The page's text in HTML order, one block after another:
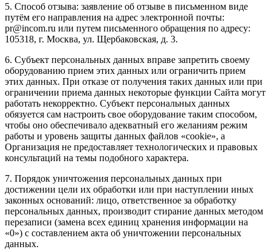
5. Способ отзыва: заявление об отзыве в письменном виде
путём его направления на адрес электронной почты:
pr@incom.ru или путем письменного обращения по адресу:
105318, г. Москва, ул. Щербаковская, д. 3.
6. Субъект персональных данных вправе запретить своему
оборудованию прием этих данных или ограничить прием
этих данных. При отказе от получения таких данных или при
ограничении приема данных некоторые функции Сайта могут
работать некорректно. Субъект персональных данных
обязуется сам настроить свое оборудование таким способом,
чтобы оно обеспечивало адекватный его желаниям режим
работы и уровень защиты данных файлов «cookie», а
Организация не предоставляет технологических и правовых
консультаций на темы подобного характера.
7. Порядок уничтожения персональных данных при
достижении цели их обработки или при наступлении иных
законных оснований: лицо, ответственное за обработку
персональных данных, производит стирание данных методом
перезаписи (замена всех единиц хранения информации на
«0») с составлением акта об уничтожении персональных
данных.